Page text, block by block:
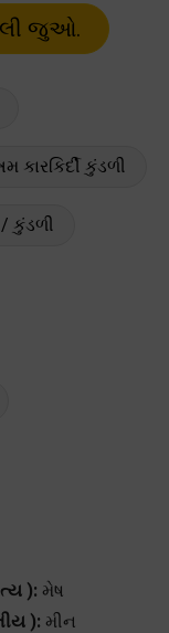
કારકિર્દી કુંડળી
કુંડળી
): મેષ
): મીન